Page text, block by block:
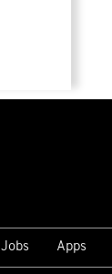
Jobs Apps